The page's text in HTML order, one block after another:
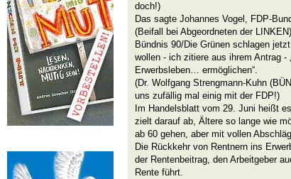
doch!)
Das sagte Johannes Vogel, FDP-
(Beifall bei Abgeordneten der LINKEN)
Bündnis 90/Die Grünen schlagen
wollen - ich zitiere aus ihrem Antrag -
Erwerbsleben… ermöglichen“.
(Dr. Wolfgang Strengmann-Kuhn
uns zufällig mal einig mit der FDP!)
Im Handelsblatt vom 29. Juni heißt
zielt darauf ab, Ältere so lange wie
ab 60 gehen, aber mit vollen
Die Rückkehr von Rentnern ins
der Rentenbeitrag, den Arbeitgeber
Rente führt.